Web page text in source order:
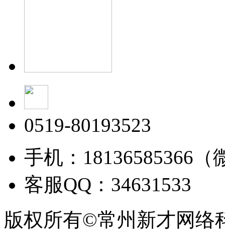
0519-80193523
手机：18136585366（
客服QQ：34631533
版权所有©常州新才网络